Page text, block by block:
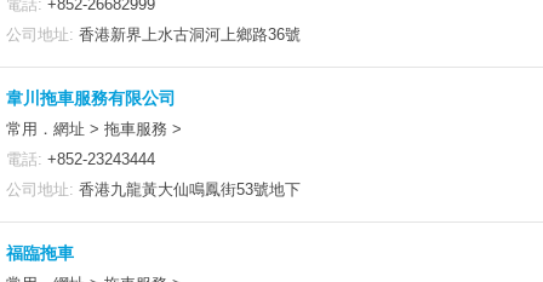
電話: +852-26682999
公司地址: 香港新界上水古洞河上鄉路36號
韋川拖車服務有限公司
常用．網址 > 拖車服務 >
電話: +852-23243444
公司地址: 香港九龍黃大仙鳴鳳街53號地下
福臨拖車